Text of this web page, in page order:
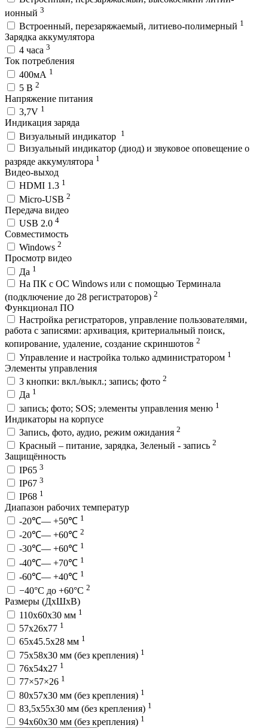
ионный 3
Встроенный, перезаряжаемый, литиево-полимерный 1
Зарядка аккумулятора
4 часа 3
Ток потребления
400мА 1
5 В 2
Напряжение питания
3,7V 1
Индикация заряда
Визуальный индикатор 1
Визуальный индикатор (диод) и звуковое оповещение о
разряде аккумулятора 1
Видео-выход
HDMI 1.3 1
Micro-USB 2
Передача видео
USB 2.0 4
Совместимость
Windows 2
Просмотр видео
Да 1
На ПК с ОС Windows или с помощью Терминала
(подключение до 28 регистраторов) 2
Функционал ПО
Настройка регистраторов, управление пользователями,
работа с записями: архивация, критериальный поиск,
копирование, удаление, создание скриншотов 2
Управление и настройка только администратором 1
Элементы управления
3 кнопки: вкл./выкл.; запись; фото 2
Да 1
запись; фото; SOS; элементы управления меню 1
Индикаторы на корпусе
Запись, фото, аудио, режим ожидания 2
Красный – питание, зарядка, Зеленый - запись 2
Защищённость
IP65 3
IP67 3
IP68 1
Диапазон рабочих температур
-20℃— +50℃ 1
-20℃— +60℃ 2
-30℃— +60℃ 1
-40℃— +70℃ 1
-60℃— +40℃ 1
−40°С до +60°С 2
Размеры (ДхШхВ)
110х60х30 мм 1
57x26x77 1
65x45.5x28 мм 1
75x58x30 мм (без крепления) 1
76x54x27 1
77×57×26 1
80x57x30 мм (без крепления) 1
83,5x55x30 мм (без крепления) 1
94x60x30 мм (без крепления) 1